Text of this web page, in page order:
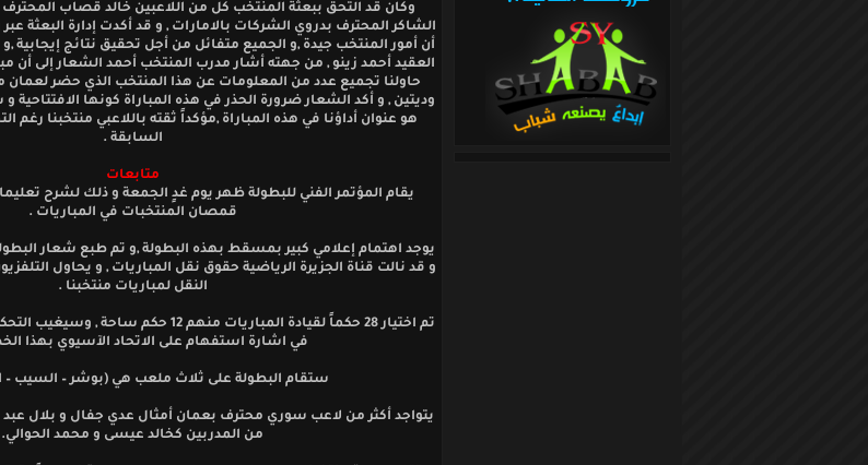
وكان قد التحق ببعثة المنتخب كل من اللاعبين خالد قصاب
الشاكر المحترف بدروي الشركات بالامارات , و قد أكدت إدارة البعثة
أن أمور المنتخب جيدة ,و الجميع متفائل من أجل تحقيق نتائج
العقيد أحمد زينو , من جهته أشار مدرب المنتخب أحمد الشعار إلى أن
حاولنا تجميع عدد من المعلومات عن هذا المنتخب الذي حضر لعمان
وديتين , و أكد الشعار ضرورة الحذر في هذه المباراة كونها الافتتاحية
هو عنوان أداؤنا في هذه المباراة ,مؤكداً ثقته باللاعبي منتخبنا رغم
السابقة .
متابعات
يقام المؤتمر الفني للبطولة ظهر يوم غدٍ الجمعة و ذلك لشرح
قمصان المنتخبات في المباريات .
يوجد اهتمام إعلامي كبير بمسقط بهذه البطولة ,و تم طبع شعار
و قد نالت قناة الجزيرة الرياضية حقوق نقل المباريات , و يحاول
النقل لمباريات منتخبنا .
تم اختيار 28 حكماً لقيادة المباريات منهم 12
في اشارة استفهام على الاتحاد الآسيوي بهذا
ستقام البطولة على ثلاث ملعب هي (بوشر – السيب –
يتواجد أكثر من لاعب سوري محترف بعمان أمثال عدي جفال و بلال عبد
من المدربين كخالد عيسى و محمد الحوالي.